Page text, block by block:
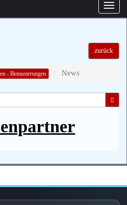
zurück
- Bemusterungen News